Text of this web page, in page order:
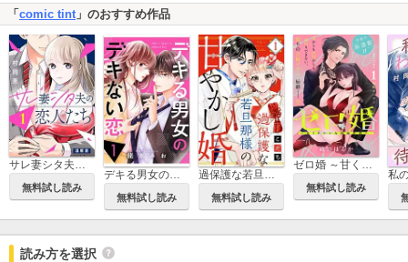
「 comic tint」のおすすめ作品
サレ妻シタ夫の恋人たち ［comic tint］ 分冊版
無料試し読み
無料試し読み 無料試し読み
ゼロ婚 ～甘くキケンな極秘任務～［comic tint］ 分冊版
無料試し読み
読み方を選択